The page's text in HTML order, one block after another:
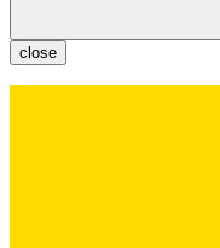
close